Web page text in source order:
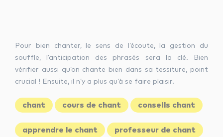
Pour bien chanter, le sens de l’écoute, la gestion du
souffle, l’anticipation des phrasés sera la clé. Bien
vérifier aussi qu’on chante bien dans sa tessiture, point
crucial ! Ensuite, il n’y a plus qu’à se faire plaisir.
chant cours de chant conseils chant
apprendre le chant professeur de chant